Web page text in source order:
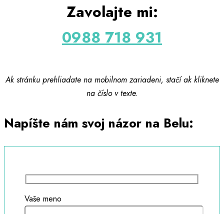
Zavolajte mi:
0988 718 931
Ak stránku prehliadate na mobilnom zariadeni, stačí ak kliknete
na číslo v texte.
Napíšte nám svoj názor na Belu:
Vaše meno